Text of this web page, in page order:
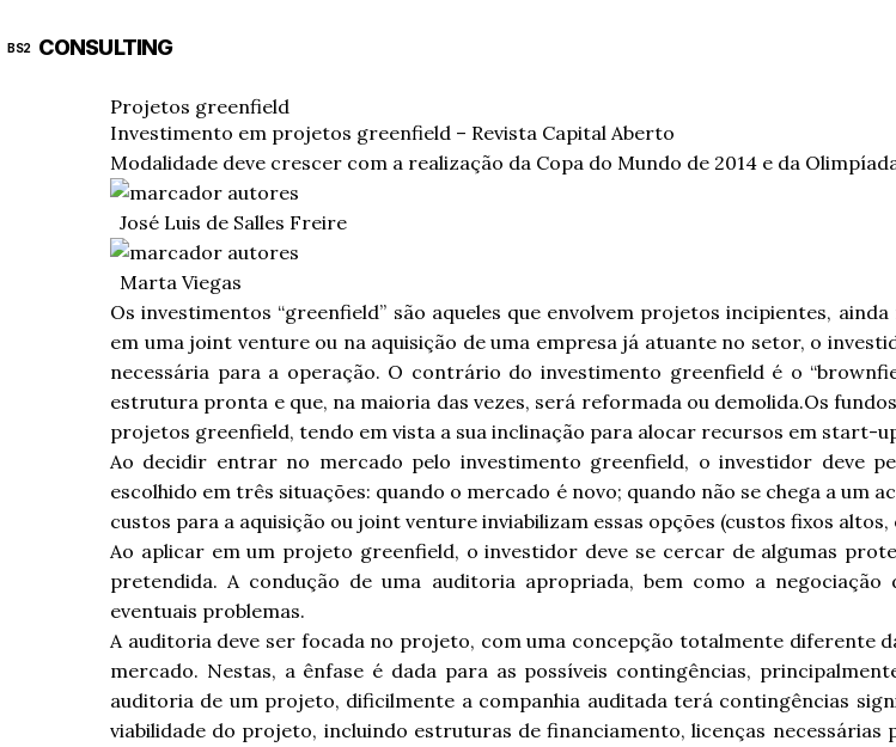
BS2 CONSULTING
Projetos greenfield
Investimento em projetos greenfield – Revista Capital Aberto
Modalidade deve crescer com a realização da Copa do Mundo de 2014 e da
José Luis de Salles Freire
Marta Viegas
Os investimentos “greenfield” são aqueles que envolvem projetos incipientes,
em uma joint venture ou na aquisição de uma empresa já atuante no setor, o
necessária para a operação. O contrário do investimento greenfield é o
estrutura pronta e que, na maioria das vezes, será reformada ou demolida.Os
projetos greenfield, tendo em vista a sua inclinação para alocar recursos em start-
Ao decidir entrar no mercado pelo investimento greenfield, o investidor deve
escolhido em três situações: quando o mercado é novo; quando não se chega a um
custos para a aquisição ou joint venture inviabilizam essas opções (custos fixos
Ao aplicar em um projeto greenfield, o investidor deve se cercar de algumas
pretendida. A condução de uma auditoria apropriada, bem como a
eventuais problemas.
A auditoria deve ser focada no projeto, com uma concepção totalmente diferente
mercado. Nestas, a ênfase é dada para as possíveis contingências,
auditoria de um projeto, dificilmente a companhia auditada terá contingências
viabilidade do projeto, incluindo estruturas de financiamento, licenças